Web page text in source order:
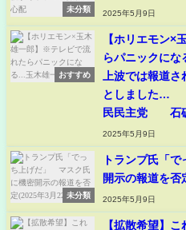
未分類
2025年5月9日
おすすめ
【ホリエモン×
らパニックに
上波では報道
としました…
民民主党 石破
2025年5月9日
未分類
トランプ氏「
開示の報道を否
2025年5月9日
【拡散希望】